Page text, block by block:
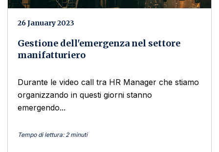
26 January 2023
Gestione dell'emergenza nel settore
manifatturiero
Durante le video call tra HR Manager che stiamo
organizzando in questi giorni stanno
emergendo...
Tempo di lettura: 2 minuti